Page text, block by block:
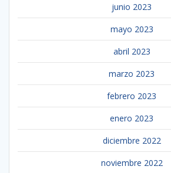
junio 2023
mayo 2023
abril 2023
marzo 2023
febrero 2023
enero 2023
diciembre 2022
noviembre 2022